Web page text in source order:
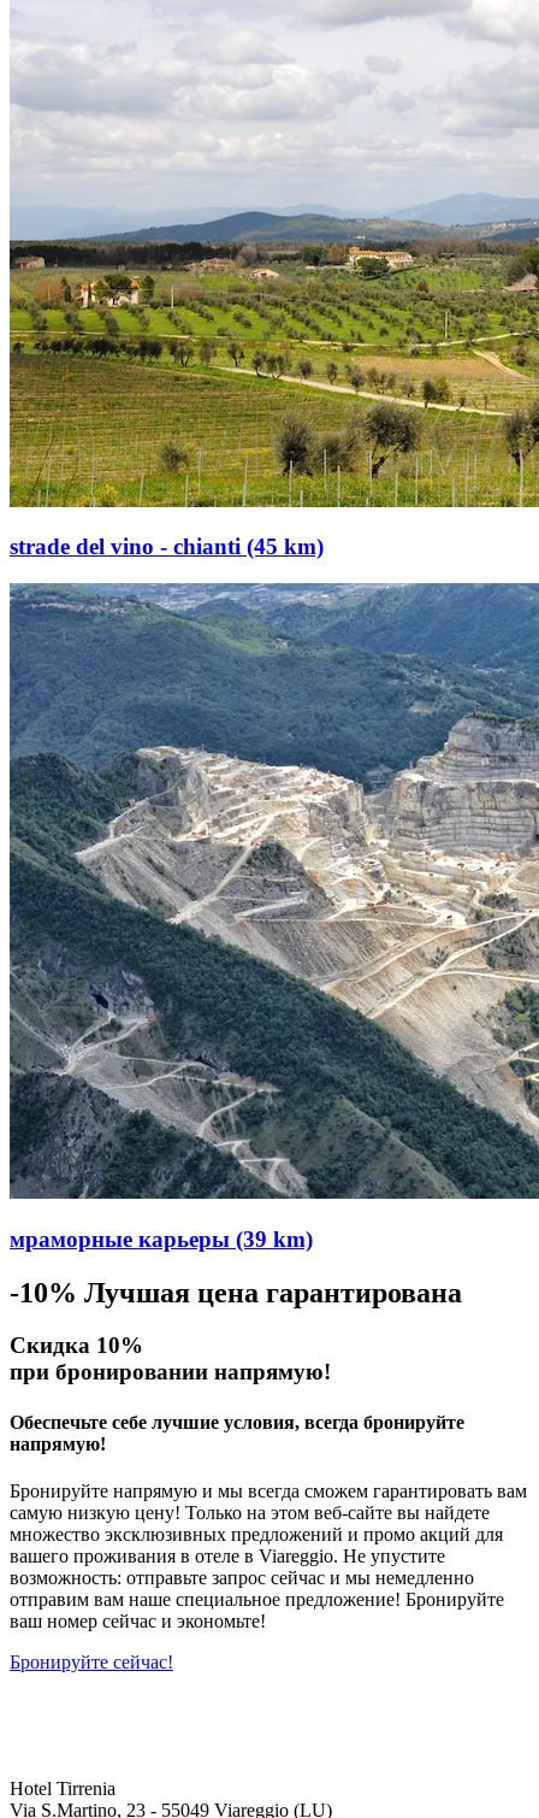
strade del vino - chianti (45 km)
мраморные карьеры (39 km)
-10% Лучшая цена гарантирована
Скидка 10%
при бронировании напрямую!
Обеспечьте себе лучшие условия, всегда бронируйте
напрямую!
Бронируйте напрямую и мы всегда сможем гарантировать вам
самую низкую цену! Только на этом веб-сайте вы найдете
множество эксклюзивных предложений и промо акций для
вашего проживания в отеле в Viareggio. Не упустите
возможность: отправьте запрос сейчас и мы немедленно
отправим вам наше специальное предложение! Бронируйте
ваш номер сейчас и экономьте!
Бронируйте сейчас!
Hotel Tirrenia
Via S.Martino, 23 - 55049 Viareggio (LU)